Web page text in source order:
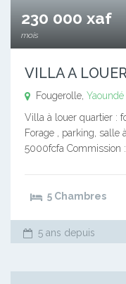
230 000 xaf
mois
VILLA A
Fougerolle, Yaoundé
Villa à louer quartier :
Forage , parking, salle
5000fcfa Commission :
5 Chambres
5 ans depuis